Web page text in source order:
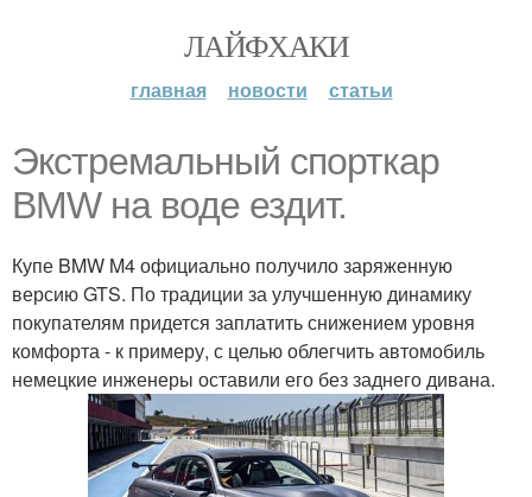
ЛАЙФХАКИ
главная новости статьи
Экстремальный спорткар
BMW на воде ездит.
Купе BMW M4 официально получило заряженную
версию GTS. По традиции за улучшенную динамику
покупателям придется заплатить снижением уровня
комфорта - к примеру, с целью облегчить автомобиль
немецкие инженеры оставили его без заднего дивана.